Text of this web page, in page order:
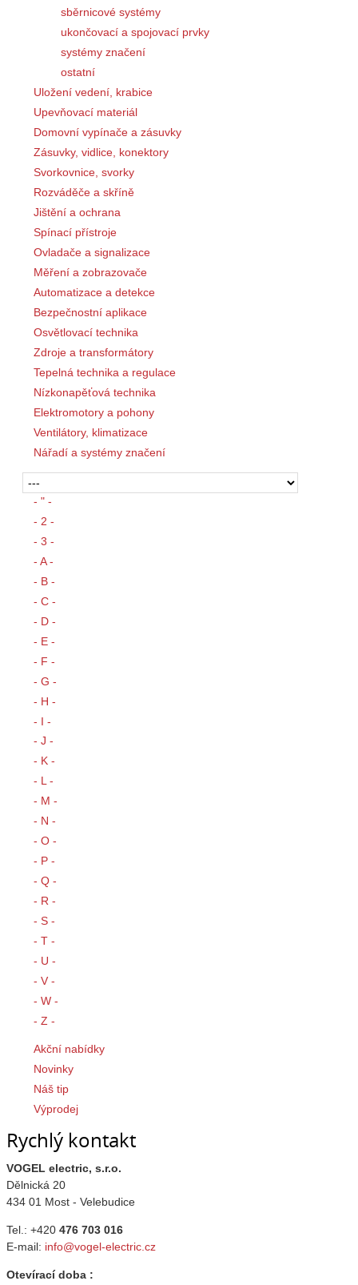
sběrnicové systémy
ukončovací a spojovací prvky
systémy značení
ostatní
Uložení vedení, krabice
Upevňovací materiál
Domovní vypínače a zásuvky
Zásuvky, vidlice, konektory
Svorkovnice, svorky
Rozváděče a skříně
Jištění a ochrana
Spínací přístroje
Ovladače a signalizace
Měření a zobrazovače
Automatizace a detekce
Bezpečnostní aplikace
Osvětlovací technika
Zdroje a transformátory
Tepelná technika a regulace
Nízkonapěťová technika
Elektromotory a pohony
Ventilátory, klimatizace
Nářadí a systémy značení
- " -
- 2 -
- 3 -
- A -
- B -
- C -
- D -
- E -
- F -
- G -
- H -
- I -
- J -
- K -
- L -
- M -
- N -
- O -
- P -
- Q -
- R -
- S -
- T -
- U -
- V -
- W -
- Z -
Akční nabídky
Novinky
Náš tip
Výprodej
Rychlý kontakt
VOGEL electric, s.r.o.
Dělnická 20
434 01 Most - Velebudice
Tel.: +420 476 703 016
E-mail: info@vogel-electric.cz
Otevírací doba :